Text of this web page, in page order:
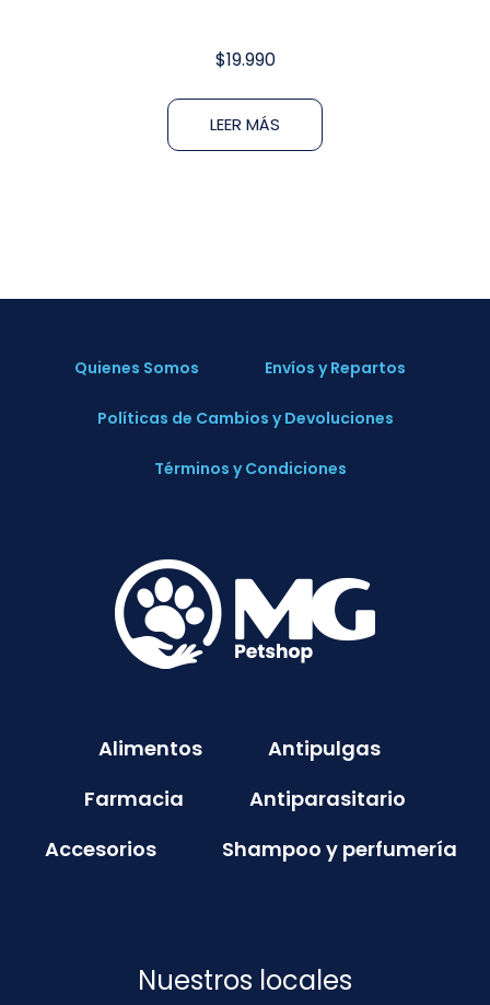
$19.990
LEER MÁS
Quienes Somos Envíos y Repartos
Políticas de Cambios y Devoluciones
Términos y Condiciones
Alimentos
Antipulgas
Farmacia
Antiparasitario
Accesorios
Shampoo y perfumería
Nuestros locales